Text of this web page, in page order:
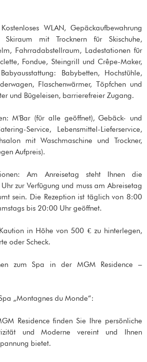
WLAN, Gepäckaufbewahrung
Skiraum mit Trocknern für Skischuhe,
Fahrradabstellraum, Ladestationen für
Fondue, Steingrill und Crêpe-Maker,
Babybetten, Hochstühle,
Flaschenwärmer, Töpfchen und
und Bügeleisen, barrierefreier Zugang.
M'Bar (für alle geöffnet), Gebäck- und
Service, Lebensmittel-Lieferservice,
mit Waschmaschine und Trockner,
Aufpreis).
Am Anreisetag steht Ihnen die
zur Verfügung und muss am Abreisetag
sein. Die Rezeption ist täglich von 8:00
bis 20:00 Uhr geöffnet.
in Höhe von 500 € zu hinterlegen,
oder Scheck.
zum Spa in der MGM Residence –
„Montagnes du Monde“:
Residence finden Sie Ihre persönliche
und Moderne vereint und Ihnen
bietet.